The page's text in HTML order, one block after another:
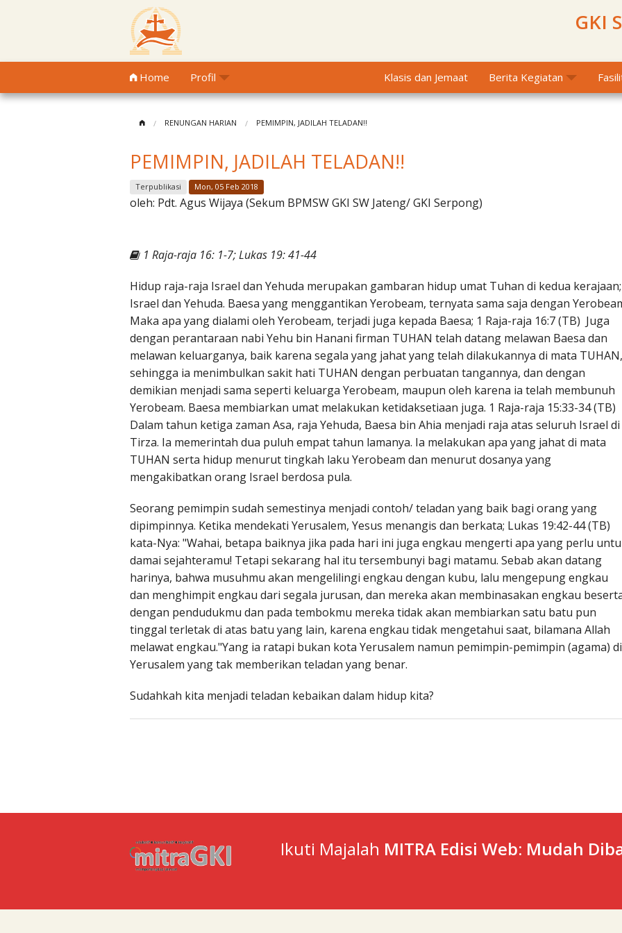
GKI
Home Profil Klasis dan Jemaat Berita Kegiatan
RENUNGAN HARIAN PEMIMPIN, JADILAH TELADAN!!
PEMIMPIN, JADILAH TELADAN!!
Terpublikasi Mon, 05 Feb 2018
oleh: Pdt. Agus Wijaya (Sekum BPMSW GKI SW Jateng/ GKI Serpong)
1 Raja-raja 16: 1-7; Lukas 19: 41-44
Hidup raja-raja Israel dan Yehuda merupakan gambaran hidup umat Tuhan di kedua kerajaan;
Israel dan Yehuda. Baesa yang menggantikan Yerobeam, ternyata sama saja dengan
Maka apa yang dialami oleh Yerobeam, terjadi juga kepada Baesa; 1 Raja-raja 16:7 (TB) Juga
dengan perantaraan nabi Yehu bin Hanani firman TUHAN telah datang melawan Baesa dan
melawan keluarganya, baik karena segala yang jahat yang telah dilakukannya di mata TUHAN,
sehingga ia menimbulkan sakit hati TUHAN dengan perbuatan tangannya, dan dengan
demikian menjadi sama seperti keluarga Yerobeam, maupun oleh karena ia telah membunuh
Yerobeam. Baesa membiarkan umat melakukan ketidaksetiaan juga. 1 Raja-raja 15:33-34 (TB)
Dalam tahun ketiga zaman Asa, raja Yehuda, Baesa bin Ahia menjadi raja atas seluruh Israel di
Tirza. Ia memerintah dua puluh empat tahun lamanya. Ia melakukan apa yang jahat di mata
TUHAN serta hidup menurut tingkah laku Yerobeam dan menurut dosanya yang
mengakibatkan orang Israel berdosa pula.
Seorang pemimpin sudah semestinya menjadi contoh/ teladan yang baik bagi orang yang
dipimpinnya. Ketika mendekati Yerusalem, Yesus menangis dan berkata; Lukas 19:42-44 (TB)
kata-Nya: "Wahai, betapa baiknya jika pada hari ini juga engkau mengerti apa yang perlu
damai sejahteramu! Tetapi sekarang hal itu tersembunyi bagi matamu. Sebab akan datang
harinya, bahwa musuhmu akan mengelilingi engkau dengan kubu, lalu mengepung engkau
dan menghimpit engkau dari segala jurusan, dan mereka akan membinasakan engkau
dengan pendudukmu dan pada tembokmu mereka tidak akan membiarkan satu batu pun
tinggal terletak di atas batu yang lain, karena engkau tidak mengetahui saat, bilamana Allah
melawat engkau."Yang ia ratapi bukan kota Yerusalem namun pemimpin-pemimpin (agama) di
Yerusalem yang tak memberikan teladan yang benar.
Sudahkah kita menjadi teladan kebaikan dalam hidup kita?
Ikuti Majalah MITRA Edisi Web: Mudah